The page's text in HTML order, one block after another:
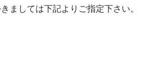
リー
ましては下記よりご指定下さい。